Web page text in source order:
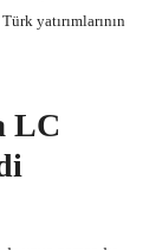
yatırımlarının
LC